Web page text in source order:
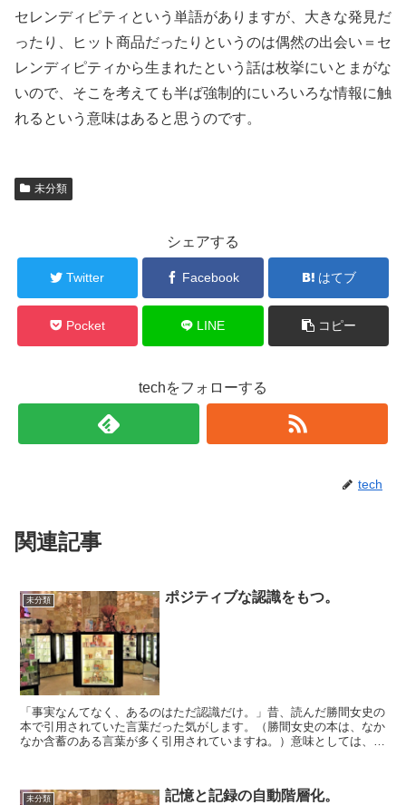
セレンディピティという単語がありますが、大きな発見だ
ったり、ヒット商品だったりというのは偶然の出会い＝セ
レンディピティから生まれたという話は枚挙にいとまがな
いので、そこを考えても半ば強制的にいろいろな情報に触
れるという意味はあると思うのです。
未分類
シェアする
Twitter Facebook はてブ
Pocket LINE コピー
techをフォローする
tech
関連記事
未分類 ポジティブな認識をもつ。
「事実なんてなく、あるのはただ認識だけ。」昔、読んだ勝間女史の
本で引用されていた言葉だった気がします。（勝間女史の本は、なか
なか含蓄のある言葉が多く引用されていますね。）意味としては、事
未分類 記憶と記録の自動階層化。